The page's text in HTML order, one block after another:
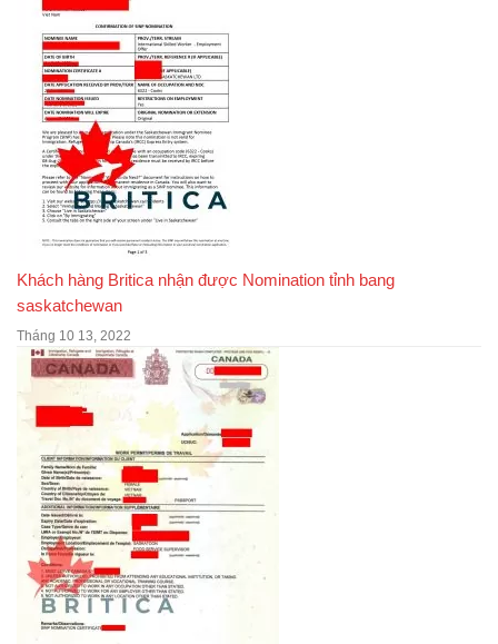
Khách hàng Britica nhận được Nomination tỉnh bang
saskatchewan
Tháng 10 13, 2022